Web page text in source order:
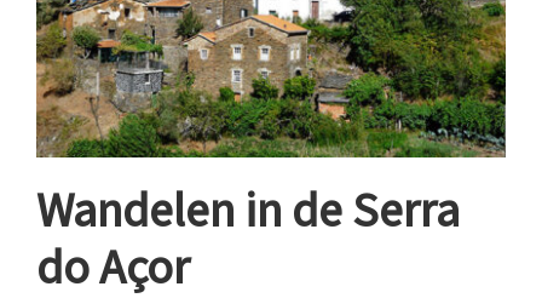
Wandelen in de Serra
do Açor